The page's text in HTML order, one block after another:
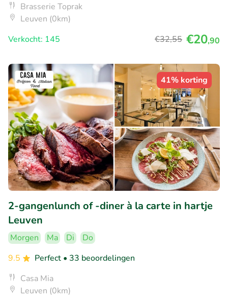
Brasserie Toprak
Leuven (0km)
Verkocht: 145
€32,55 €20,90
41% korting
2-gangenlunch of -diner à la carte in hartje
Leuven
Morgen Ma Di
Do
9.5
Perfect • 33 beoordelingen
Casa Mia
Leuven (0km)